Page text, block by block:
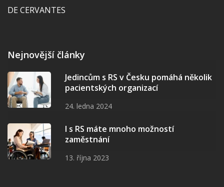
DE CERVANTES
Nejnovější články
Jedincům s RS v Česku pomáhá několik
pacientských organizací
24. ledna 2024
I s RS máte mnoho možností
zaměstnání
13. října 2023